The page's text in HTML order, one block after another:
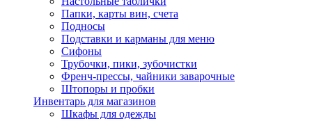
Папки, карты вин, счета
Подносы
Подставки и карманы для меню
Сифоны
Трубочки, пики, зубочистки
Френч-прессы, чайники заварочные
Штопоры и пробки
Инвентарь для магазинов
Шкафы для одежды